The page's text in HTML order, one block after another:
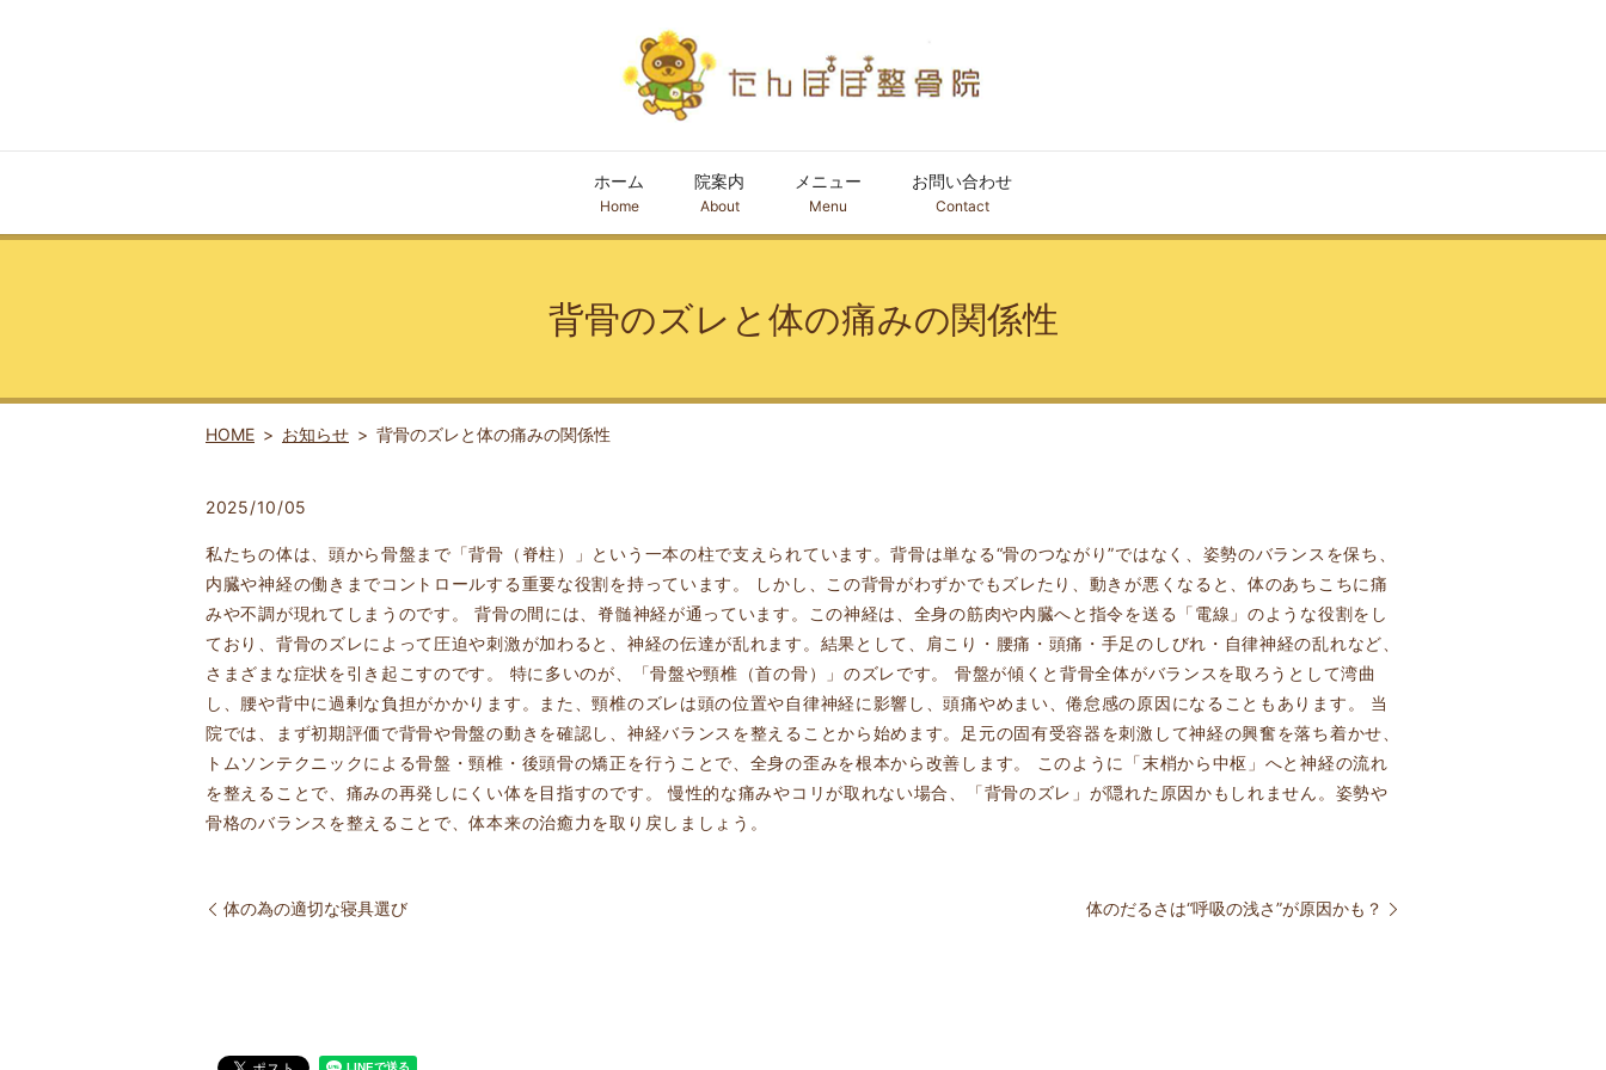
ホーム
Home
院案内
About
メニュー
Menu
お問い合わせ
Contact
背骨のズレと体の痛みの関係性
HOME お知らせ 背骨のズレと体の痛みの関係性
2025/10/05
私たちの体は、頭から骨盤まで「背骨（脊柱）」という一本の柱で支えられています。背骨は単なる“骨のつながり”ではなく、姿勢のバランスを保ち、
内臓や神経の働きまでコントロールする重要な役割を持っています。 しかし、この背骨がわずかでもズレたり、動きが悪くなると、体のあちこちに痛
みや不調が現れてしまうのです。 背骨の間には、脊髄神経が通っています。この神経は、全身の筋肉や内臓へと指令を送る「電線」のような役割をし
ており、背骨のズレによって圧迫や刺激が加わると、神経の伝達が乱れます。結果として、肩こり・腰痛・頭痛・手足のしびれ・自律神経の乱れなど、
さまざまな症状を引き起こすのです。 特に多いのが、「骨盤や頸椎（首の骨）」のズレです。 骨盤が傾くと背骨全体がバランスを取ろうとして湾曲
し、腰や背中に過剰な負担がかかります。また、頸椎のズレは頭の位置や自律神経に影響し、頭痛やめまい、倦怠感の原因になることもあります。 当
院では、まず初期評価で背骨や骨盤の動きを確認し、神経バランスを整えることから始めます。足元の固有受容器を刺激して神経の興奮を落ち着かせ、
トムソンテクニックによる骨盤・頸椎・後頭骨の矯正を行うことで、全身の歪みを根本から改善します。 このように「末梢から中枢」へと神経の流れ
を整えることで、痛みの再発しにくい体を目指すのです。 慢性的な痛みやコリが取れない場合、「背骨のズレ」が隠れた原因かもしれません。姿勢や
骨格のバランスを整えることで、体本来の治癒力を取り戻しましょう。
体の為の適切な寝具選び 体のだるさは“呼吸の浅さ”が原因かも？